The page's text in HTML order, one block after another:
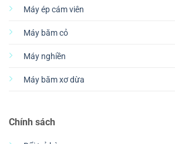
Máy ép cám viên
Máy băm cỏ
Máy nghiền
Máy băm xơ dừa
Chính sách